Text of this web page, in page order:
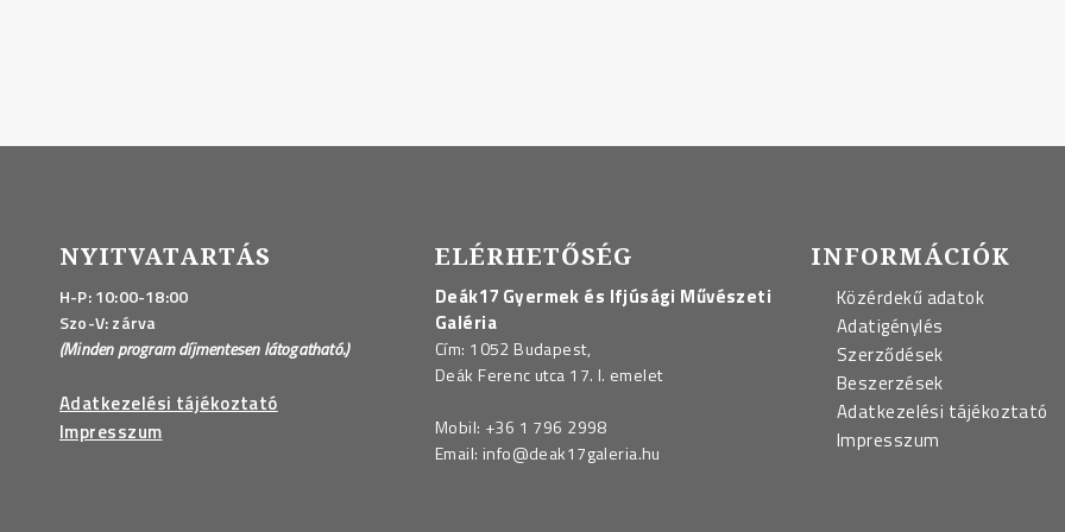
NYITVATARTÁS
H-P: 10:00-18:00
Szo-V: zárva
(Minden program díjmentesen látogatható.)
Adatkezelési tájékoztató
Impresszum
ELÉRHETŐSÉG
Deák17 Gyermek és Ifjúsági Művészeti
Galéria
Cím: 1052 Budapest,
Deák Ferenc utca 17. I. emelet
Mobil: +36 1 796 2998
Email: info@deak17galeria.hu
INFORMÁCIÓK
Közérdekű adatok
Adatigénylés
Szerződések
Beszerzések
Adatkezelési tájékoztató
Impresszum